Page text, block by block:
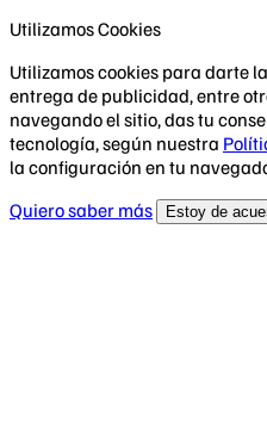
Utilizamos Cookies
Utilizamos cookies para darte
entrega de publicidad, entre
navegando el sitio, das tu
tecnología, según nuestra
la configuración en tu
Quiero saber más
Estoy de